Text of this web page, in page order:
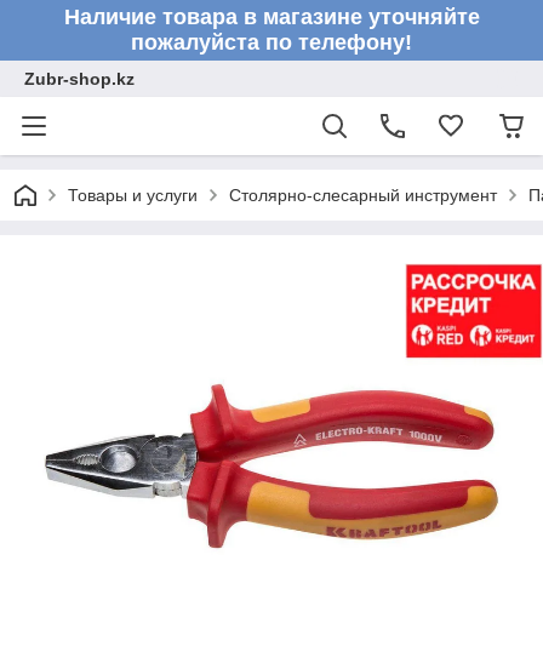
Наличие товара в магазине уточняйте
пожалуйста по телефону!
Zubr-shop.kz
Товары и услуги Столярно-слесарный инструмент